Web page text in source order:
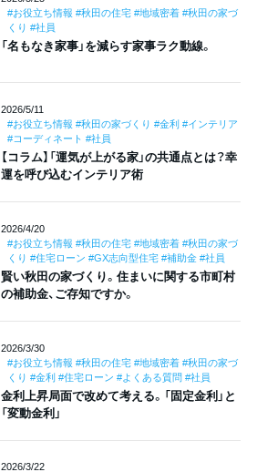
#お役立ち情報 #秋田の住宅 #地域密着 #秋田の家づ
くり #社員
「名もなき家事」を減らす家事ラク動線。
2026/5/11
#お役立ち情報 #秋田の家づくり #金利 #インテリア
#コーディネート #社員
【コラム】「運気が上がる家」の共通点とは？幸
運を呼び込むインテリア術
2026/4/20
#お役立ち情報 #秋田の住宅 #地域密着 #秋田の家づ
くり #住宅ローン #GX志向型住宅 #補助金 #社員
賢い秋田の家づくり。住まいに関する市町村
の補助金、ご存知ですか。
2026/3/30
#お役立ち情報 #秋田の住宅 #地域密着 #秋田の家づ
くり #金利 #住宅ローン #よくある質問 #社員
金利上昇局面で改めて考える。「固定金利」と
「変動金利」
2026/3/22